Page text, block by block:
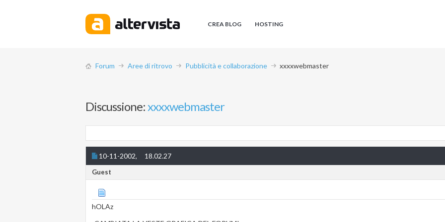
CREA BLOG HOSTING
Forum Aree di ritrovo Pubblicità e collaborazione xxxxwebmaster
Discussione:xxxxwebmaster
10-11-2002, 18.02.27
Guest
hOLAz